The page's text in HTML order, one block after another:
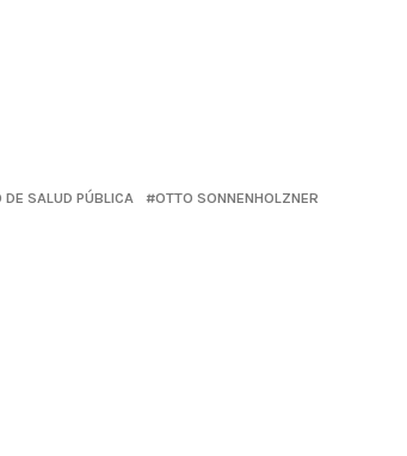
DE SALUD PÚBLICA
OTTO SONNENHOLZNER